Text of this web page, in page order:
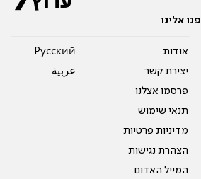
פנו אלינו
אודות
יצירת קשר
פרסמו אצלנו
תנאי שימוש
מדיניות פרטיות
הצהרת נגישות
המייל האדום
Pусский
عربية